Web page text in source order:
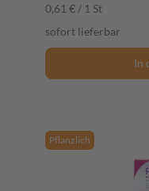
0,61 € / 1 St
sofort lieferbar
In
Pflanzlich